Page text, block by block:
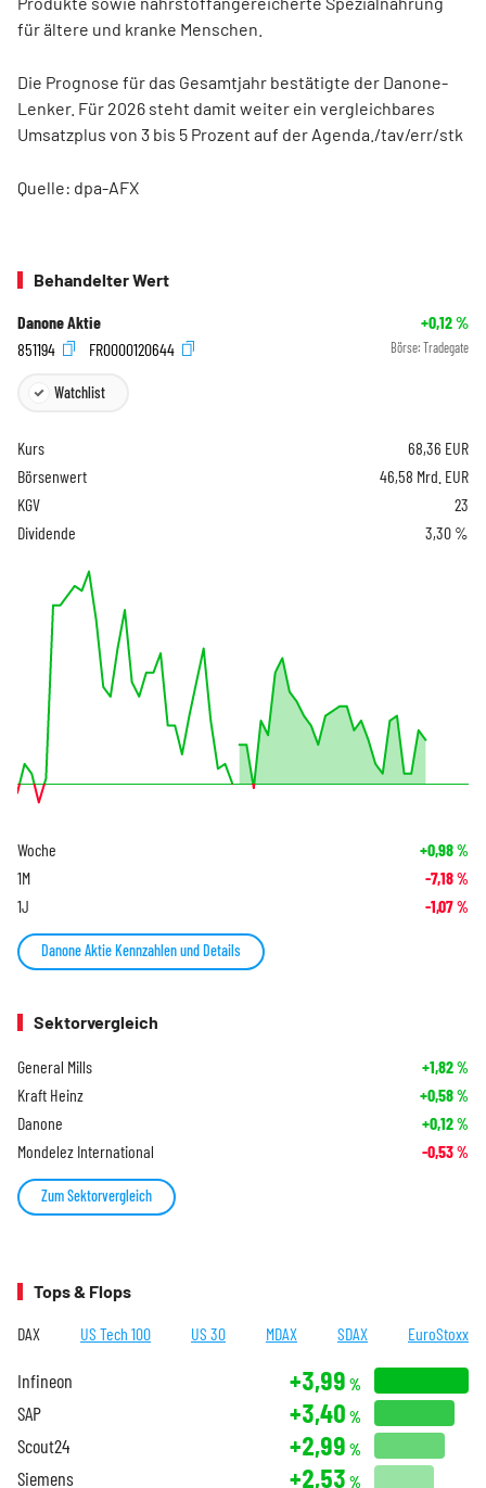
für ältere und kranke Menschen.
Die Prognose für das Gesamtjahr bestätigte der Danone-
Lenker. Für 2026 steht damit weiter ein vergleichbares
Umsatzplus von 3 bis 5 Prozent auf der Agenda./tav/err/stk
Quelle: dpa-AFX
Behandelter Wert
Danone Aktie +0,12%
851194
FR0000120644 Börse: Tradegate
Watchlist
Kurs 68,36 EUR
Börsenwert
46,58 Mrd. EUR
KGV
23
Dividende
3,30 %
Woche +0,98%
1M -7,18%
1J -1,07%
Danone Aktie Kennzahlen und Details
Sektorvergleich
General Mills +1,82%
Kraft Heinz +0,58%
Danone +0,12%
Mondelez International -0,53%
Zum Sektorvergleich
Tops & Flops
DAX US Tech 100 US 30 MDAX SDAX EuroStoxx
Infineon +3,99 %
SAP +3,40 %
Scout24 +2,99 %
Siemens +2,53 %